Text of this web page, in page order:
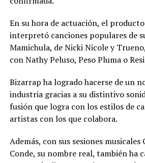
En su hora de actuación, el
interpretó canciones populares de
Mamichula, de Nicki Nicole y
con Nathy Peluso, Peso Pluma o
Bizarrap ha logrado hacerse de un
industria gracias a su distintivo
fusión que logra con los estilos de
artistas con los que colabora.
Además, con sus sesiones musicales
Conde, su nombre real, también ha